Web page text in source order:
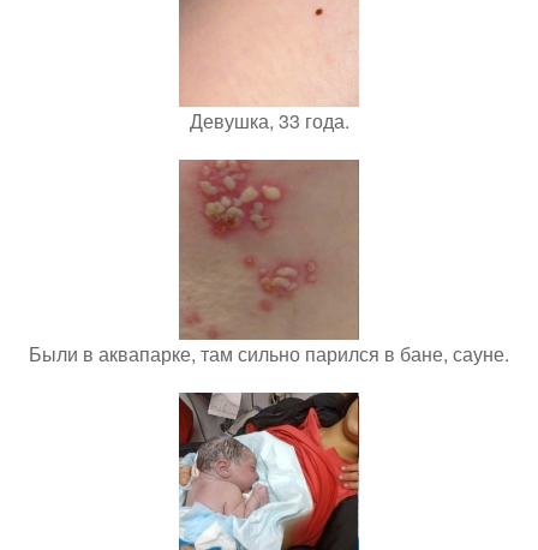
Девушка, 33 года.
Были в аквапарке, там сильно парился в бане, сауне.